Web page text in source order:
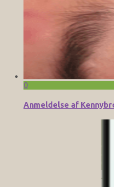
0
Anmeldelse af